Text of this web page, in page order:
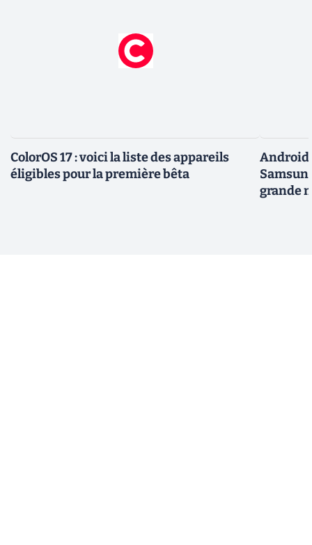
ColorOS 17 : voici la liste des appareils
éligibles pour la première bêta
Android
grande